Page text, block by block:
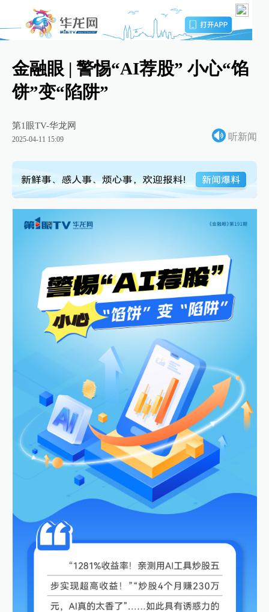
金融眼 | 警惕“AI荐股” 小心“馅
饼”变“陷阱”
第1眼TV-华龙网
2025-04-11 15:09 听新闻